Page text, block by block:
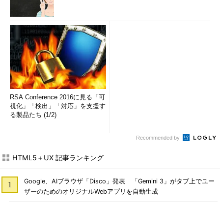
RSA Conference 2016に見る「可
視化」「検出」「対応」を支援す
る製品たち (1/2)
Recommended by
HTML5＋UX 記事ランキング
Google、AIブラウザ「Disco」発表 「Gemini 3」がタブ上でユー
ザーのためのオリジナルWebアプリを自動生成